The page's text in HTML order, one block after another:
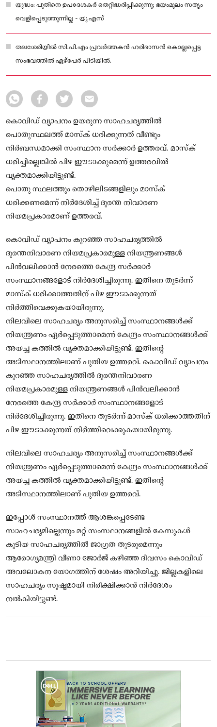
യുദ്ധം: പുതിനെ ഉപദേശകര്‍ തെറ്റിദ്ധരിപ്പിക്കുന്നു; ഭയംമൂലം സത്യം
വെളിപ്പെടുത്തുന്നില്ല - യു.എസ്
തലശേരിയില്‍ സി.പി.എം പ്രവര്‍ത്തകന്‍ ഹരിദാസന്‍ കൊല്ലപ്പെട്ട
സംഭവത്തില്‍ ഏഴ്പേര്‍ പിടിയില്‍.
കൊവിഡ് വ്യാപനം ഉയരുന്ന സാഹചര്യത്തില്‍
പൊതുസ്ഥലത്ത് മാസ്‌ക് ധരിക്കുന്നത് വീണ്ടും
നിര്‍ബന്ധമാക്കി സംസ്ഥാന സര്‍ക്കാര്‍ ഉത്തരവ്. മാസ്‌ക്
ധരിച്ചില്ലെങ്കില്‍ പിഴ ഈടാക്കുമെന്ന് ഉത്തരവില്‍
വ്യക്തമാക്കിയിട്ടുണ്ട്.
പൊതു സ്ഥലത്തും തൊഴിലിടങ്ങളിലും മാസ്‌ക്
ധരിക്കണമെന്ന് നിര്‍ദേശിച്ച് ദുരന്ത നിവാരണ
നിയമപ്രകാരമാണ് ഉത്തരവ്.
കൊവിഡ് വ്യാപനം കുറഞ്ഞ സാഹചര്യത്തില്‍
ദുരന്തനിവാരണ നിയമപ്രകാരമുള്ള നിയന്ത്രണങ്ങള്‍
പിന്‍വലിക്കാന്‍ നേരത്തെ കേന്ദ്ര സര്‍ക്കാര്‍
സംസ്ഥാനങ്ങളോട് നിര്‍ദേശിച്ചിരുന്നു. ഇതിനെ തുടര്‍ന്ന്
മാസ്‌ക് ധരിക്കാത്തതിന് പിഴ ഈടാക്കുന്നത്
നിര്‍ത്തിവെക്കുകയായിരുന്നു.
നിലവിലെ സാഹചര്യം അനുസരിച്ച് സംസ്ഥാനങ്ങള്‍ക്ക്
നിയന്ത്രണം ഏര്‍പ്പെടുത്താമെന്ന് കേന്ദ്രം സംസ്ഥാനങ്ങള്‍ക്ക്
അയച്ച കത്തില്‍ വ്യക്തമാക്കിയിട്ടുണ്ട്. ഇതിന്റെ
അടിസ്ഥാനത്തിലാണ് പുതിയ ഉത്തരവ്. കൊവിഡ് വ്യാപനം
കുറഞ്ഞ സാഹചര്യത്തില്‍ ദുരന്തനിവാരണ
നിയമപ്രകാരമുള്ള നിയന്ത്രണങ്ങള്‍ പിന്‍വലിക്കാന്‍
നേരത്തെ കേന്ദ്ര സര്‍ക്കാര്‍ സംസ്ഥാനങ്ങളോട്
നിര്‍ദേശിച്ചിരുന്നു. ഇതിനെ തുടര്‍ന്ന് മാസ്‌ക് ധരിക്കാത്തതിന്
പിഴ ഈടാക്കുന്നത് നിര്‍ത്തിവെക്കുകയായിരുന്നു.
നിലവിലെ സാഹചര്യം അനുസരിച്ച് സംസ്ഥാനങ്ങള്‍ക്ക്
നിയന്ത്രണം ഏര്‍പ്പെടുത്താമെന്ന് കേന്ദ്രം സംസ്ഥാനങ്ങള്‍ക്ക്
അയച്ച കത്തില്‍ വ്യക്തമാക്കിയിട്ടുണ്ട്. ഇതിന്റെ
അടിസ്ഥാനത്തിലാണ് പുതിയ ഉത്തരവ്.
ഇപ്പോള്‍ സംസ്ഥാനത്ത് ആശങ്കപ്പെടേണ്ട
സാഹചര്യമില്ലെന്നും മറ്റ് സംസ്ഥാനങ്ങളില്‍ കേസുകള്‍
കൂടിയ സാഹചര്യത്തില്‍ ജാഗ്രത തുടരുമെന്നും
ആരോഗ്യമന്ത്രി വീണാ ജോര്‍ജ് കഴിഞ്ഞ ദിവസം കൊവിഡ്
അവലോകന യോഗത്തിന് ശേഷം അറിയിച്ചു. ജില്ലകളിലെ
സാഹചര്യം സൂഷ്മമായി നിരീക്ഷിക്കാന്‍ നിര്‍ദേശം
നല്‍കിയിട്ടുണ്ട്.